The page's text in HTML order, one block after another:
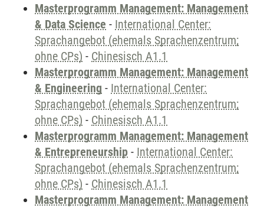
Masterprogramm Management: Management
& Data Science - International Center:
Sprachangebot (ehemals Sprachenzentrum;
ohne CPs) - Chinesisch A1.1
Masterprogramm Management: Management
& Engineering - International Center:
Sprachangebot (ehemals Sprachenzentrum;
ohne CPs) - Chinesisch A1.1
Masterprogramm Management: Management
& Entrepreneurship - International Center:
Sprachangebot (ehemals Sprachenzentrum;
ohne CPs) - Chinesisch A1.1
Masterprogramm Management: Management